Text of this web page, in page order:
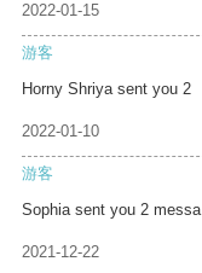
2022-01-15
游客
Horny Shriya sent you 2
2022-01-10
游客
Sophia sent you 2 messa
2021-12-22